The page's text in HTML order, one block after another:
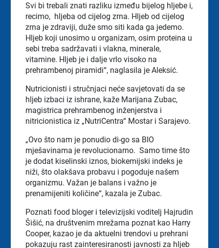
Svi bi trebali znati razliku između bijelog hljebe i,
recimo, hljeba od cijelog zrna. Hljeb od cijelog
zrna je zdraviji, duže smo siti kada ga jedemo.
Hljeb koji unosimo u organizam, osim proteina u
sebi treba sadržavati i vlakna, minerale,
vitamine. Hljeb je i dalje vrlo visoko na
prehrambenoj piramidi“, naglasila je Aleksić.
Nutricionisti i stručnjaci neće savjetovati da se
hljeb izbaci iz ishrane, kaže Marijana Zubac,
magistrica prehrambenog inženjerstva i
nitricionistica iz „NutriCentra“ Mostar i Sarajevo.
„Ovo što nam je ponudio di-go sa BIO
mješavinama je revolucionarno. Samo time što
je dodat kiselinski iznos, biokemijski indeks je
niži, što olakšava probavu i pogoduje našem
organizmu. Važan je balans i važno je
prenamijeniti količine“, kazala je Zubac.
Poznati food bloger i televizijski voditelj Hajrudin
Šišić, na društvenim mrežama poznat kao Harry
Cooper, kazao je da aktuelni trendovi u prehrani
pokazuju rast zainteresiranosti javnosti za hljeb